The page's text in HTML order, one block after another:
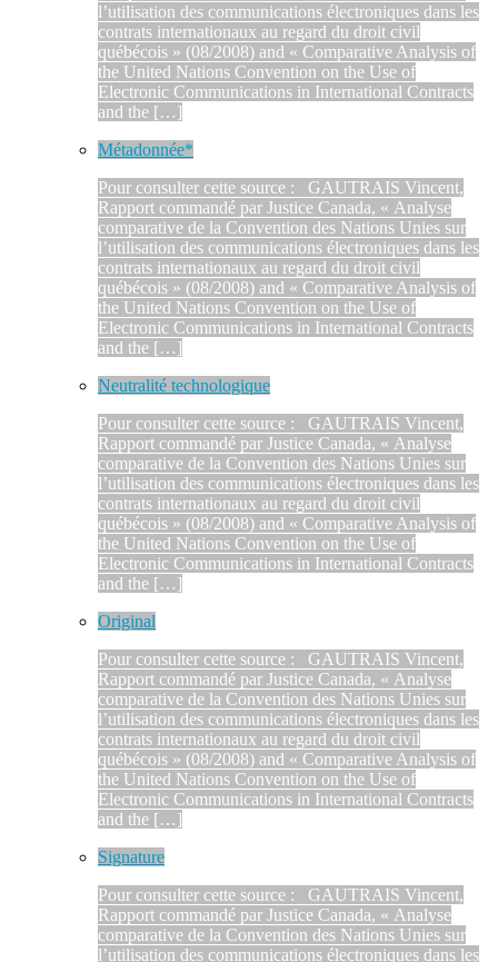
l’utilisation des communications électroniques dans les
contrats internationaux au regard du droit civil
québécois » (08/2008) and « Comparative Analysis of
the United Nations Convention on the Use of
Electronic Communications in International Contracts
and the […]
Métadonnée*
Pour consulter cette source : GAUTRAIS Vincent,
Rapport commandé par Justice Canada, « Analyse
comparative de la Convention des Nations Unies sur
l’utilisation des communications électroniques dans les
contrats internationaux au regard du droit civil
québécois » (08/2008) and « Comparative Analysis of
the United Nations Convention on the Use of
Electronic Communications in International Contracts
and the […]
Neutralité technologique
Pour consulter cette source : GAUTRAIS Vincent,
Rapport commandé par Justice Canada, « Analyse
comparative de la Convention des Nations Unies sur
l’utilisation des communications électroniques dans les
contrats internationaux au regard du droit civil
québécois » (08/2008) and « Comparative Analysis of
the United Nations Convention on the Use of
Electronic Communications in International Contracts
and the […]
Original
Pour consulter cette source : GAUTRAIS Vincent,
Rapport commandé par Justice Canada, « Analyse
comparative de la Convention des Nations Unies sur
l’utilisation des communications électroniques dans les
contrats internationaux au regard du droit civil
québécois » (08/2008) and « Comparative Analysis of
the United Nations Convention on the Use of
Electronic Communications in International Contracts
and the […]
Signature
Pour consulter cette source : GAUTRAIS Vincent,
Rapport commandé par Justice Canada, « Analyse
comparative de la Convention des Nations Unies sur
l’utilisation des communications électroniques dans les